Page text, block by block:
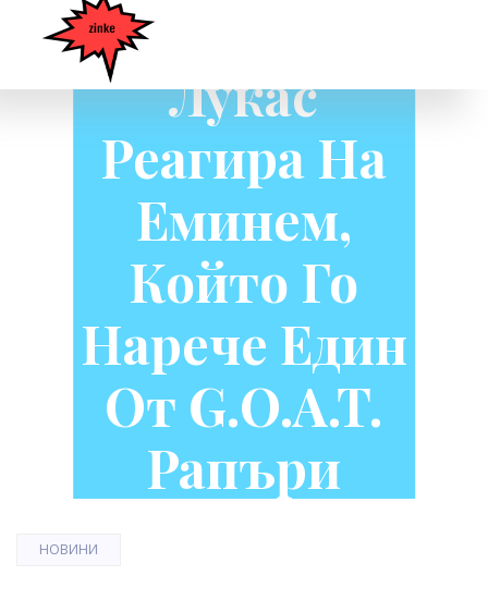
Джойнер
Лукас
Реагира На
Еминем,
Който Го
Нарече Един
От G.O.A.T.
Рапъри
НОВИНИ